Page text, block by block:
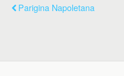
Parigina Napoletana